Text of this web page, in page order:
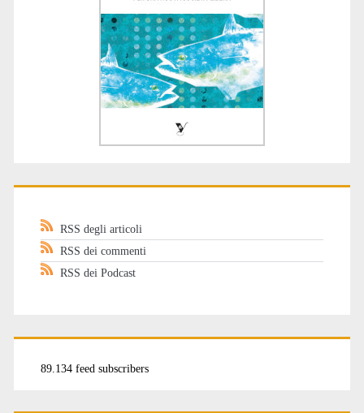
RSS degli articoli
RSS dei commenti
RSS dei Podcast
89.134 feed subscribers